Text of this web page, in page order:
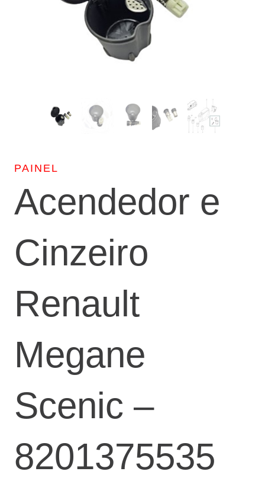
PAINEL
Acendedor e
Cinzeiro
Renault
Megane
Scenic –
8201375535